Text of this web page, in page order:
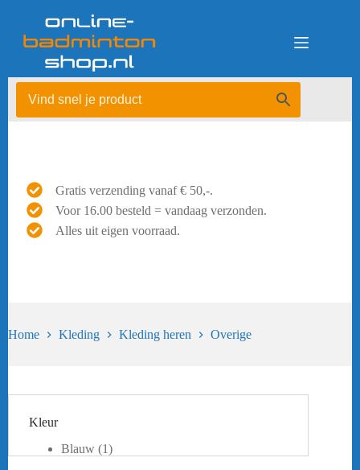
Gratis verzending vanaf € 50,-.
Voor 16.00 besteld = vandaag verzonden.
Alles uit eigen voorraad.
Home Kleding Kleding heren Overige
Kleur
Blauw (1)